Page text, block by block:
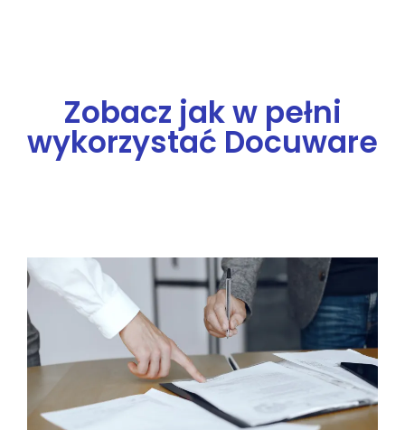
Zobacz jak w pełni
wykorzystać Docuware